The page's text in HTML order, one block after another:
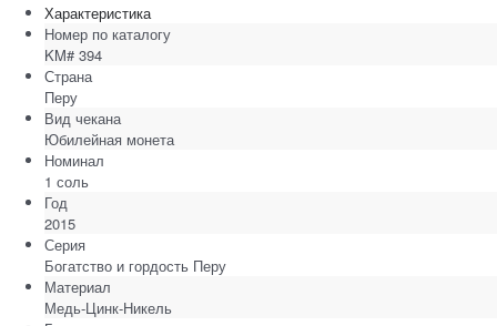
Характеристика
Номер по каталогу
KM# 394
Страна
Перу
Вид чекана
Юбилейная монета
Номинал
1 соль
Год
2015
Серия
Богатство и гордость Перу
Материал
Медь-Цинк-Никель